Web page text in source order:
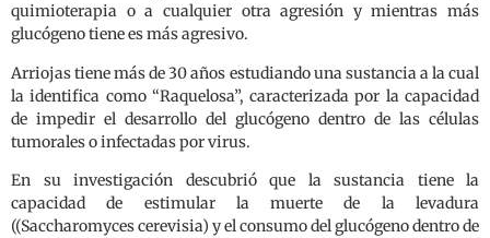
quimioterapia o a cualquier otra agresión y mientras más
glucógeno tiene es más agresivo.
Arriojas tiene más de 30 años estudiando una sustancia a la cual
la identifica como “Raquelosa”, caracterizada por la capacidad
de impedir el desarrollo del glucógeno dentro de las células
tumorales o infectadas por virus.
En su investigación descubrió que la sustancia tiene la
capacidad de estimular la muerte de la levadura
((Saccharomyces cerevisia) y el consumo del glucógeno dentro de